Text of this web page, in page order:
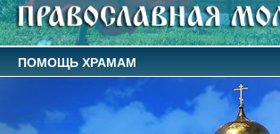
ПОМОЩЬ ХРАМАМ